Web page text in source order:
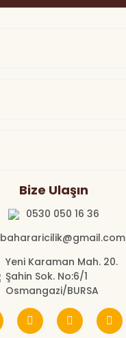
Bize Ulaşın
0530 050 16 36
bahararicilik@gmail.com
Yeni Karaman Mah. 20.
Şahin Sok. No:6/1
Osmangazi/BURSA